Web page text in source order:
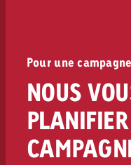
Pour une
NOUS